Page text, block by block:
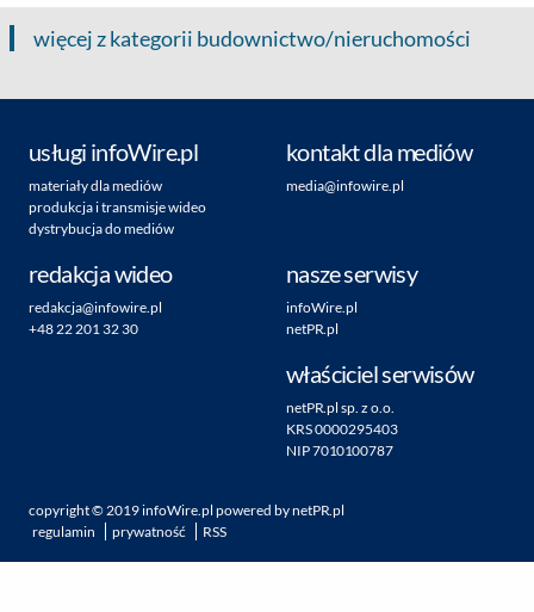
więcej z kategorii budownictwo/nieruchomości
usługi infoWire.pl
materiały dla mediów
produkcja i transmisje wideo
dystrybucja do mediów
kontakt dla mediów
media@infowire.pl
redakcja wideo
redakcja@infowire.pl
+48 22 201 32 30
nasze serwisy
infoWire.pl
netPR.pl
właściciel serwisów
netPR.pl sp. z o.o.
KRS 0000295403
NIP 7010100787
copyright ©2019infoWire.pl powered bynetPR.pl
regulamin
prywatność RSS